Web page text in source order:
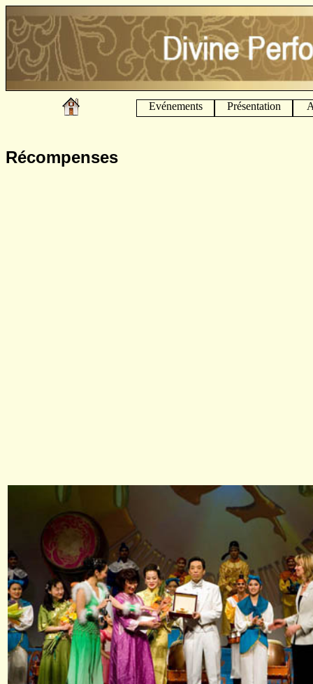
Evénements Présentation
Récompenses